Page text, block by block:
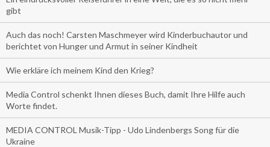
gibt
Auch das noch! Carsten Maschmeyer wird Kinderbuchautor und
berichtet von Hunger und Armut in seiner Kindheit
Wie erkläre ich meinem Kind den Krieg?
Media Control schenkt Ihnen dieses Buch, damit Ihre Hilfe auch
Worte findet.
MEDIA CONTROL Musik-Tipp - Udo Lindenbergs Song für die
Ukraine